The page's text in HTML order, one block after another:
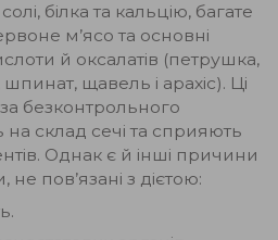
білка та кальцію, багате
м’ясо та основні
й оксалатів (петрушка,
щавель і арахіс). Ці
безконтрольного
склад сечі та сприяють
Однак є й інші причини
пов’язані з дієтою: